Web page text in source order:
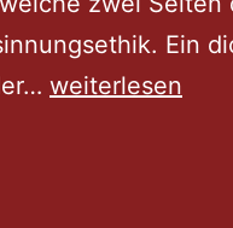
Ein
Ein
weiterlesen